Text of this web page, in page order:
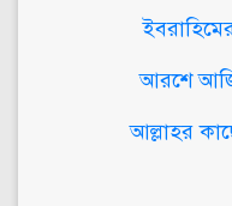
আরশে
আল্লাহর